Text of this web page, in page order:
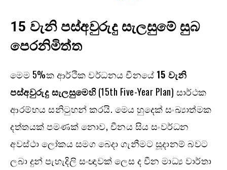
15 වැනි පස්අවුරුදු සැලසුමේ සුබ
පෙරනිමිත්ත
මෙම 5%ක ආර්ථික වර්ධනය චීනයේ 15 වැනි
පස්අවුරුදු සැලසුමෙහි(15th Five-Year Plan) සාර්ථක
ආරම්භය සනිටුහන් කරයි. මෙය හුදෙක් සංඛ්‍යාත්මක
දත්තයක් පමණක් නොව, චීනය සිය සංවර්ධන
අවස්ථා ලෝකය සමග බෙදා ගැනීමට සූදානම් බවට
ලබා දුන් පැහැදිලි සංඥාවක් ලෙස ද චීන මාධ්‍ය වාර්තා